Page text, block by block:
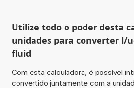
Utilize todo o poder desta
unidades para converter l/
fluid
Com esta calculadora, é possível
convertido juntamente com a